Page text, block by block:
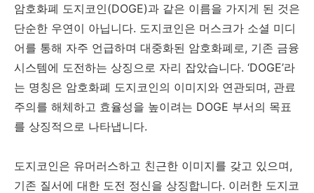
암호화폐 도지코인(DOGE)과 같은 이름을 가지게 된 것은
단순한 우연이 아닙니다. 도지코인은 머스크가 소셜 미디
어를 통해 자주 언급하며 대중화된 암호화폐로, 기존 금융
시스템에 도전하는 상징으로 자리 잡았습니다. ‘DOGE’라
는 명칭은 암호화폐 도지코인의 이미지와 연관되며, 관료
주의를 해체하고 효율성을 높이려는 DOGE 부서의 목표
를 상징적으로 나타냅니다.
도지코인은 유머러스하고 친근한 이미지를 갖고 있으며,
기존 질서에 대한 도전 정신을 상징합니다. 이러한 도지코